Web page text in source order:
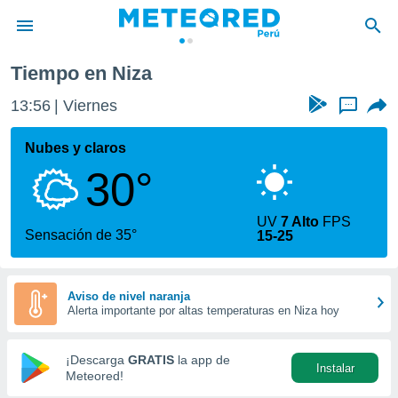
de
ha sido
calidad.
a este
las
y
forma
digital
basada
Tiempo en Niza
13:56 Viernes ...
Nubes y claros
30°
Sensación de 35°
UV7 Alto FPS
15-25
Aviso de nivel naranja
Alerta importante por altas temperaturas en Niza hoy
¡Descarga GRATIS la app de
Meteored!
Instalar